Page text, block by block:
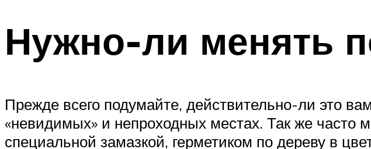
Нужно-ли менять
Прежде всего подумайте, действительно-ли это
«невидимых» и непроходных местах. Так же часто
специальной замазкой, герметиком по дереву в